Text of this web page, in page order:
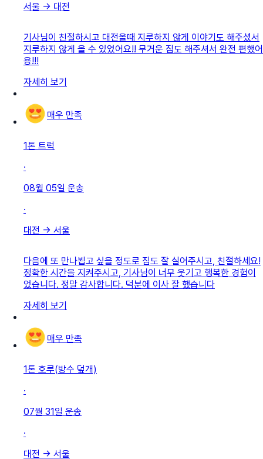
서울 → 대전
기사님이 친절하시고 대전올때 지루하지 않게 이야기도 해주셨서
지루하지 않게 올 수 있었어요!! 무거운 짐도 해주셔서 완전 편했어
용!!!
자세히 보기
매우 만족
1톤 트럭
·
08월 05일 운송
·
대전 → 서울
다음에 또 만나뵙고 싶을 정도로 짐도 잘 실어주시고, 친절하세요!
정확한 시간을 지켜주시고, 기사님이 너무 웃기고 행복한 경험이
었습니다. 정말 감사합니다. 덕분에 이사 잘 했습니다
자세히 보기
매우 만족
1톤 호루(방수 덮개)
·
07월 31일 운송
·
대전 → 서울